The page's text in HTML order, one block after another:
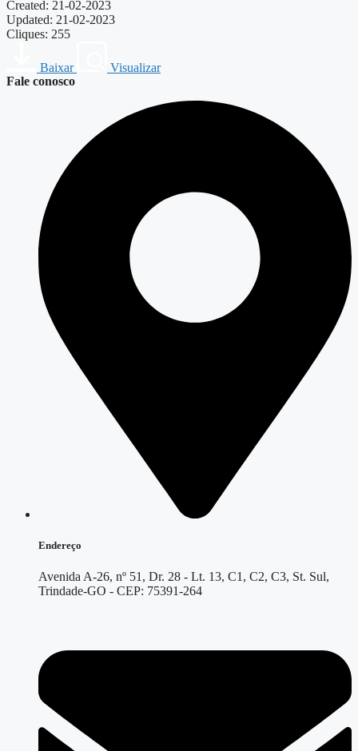
Created: 21-02-2023
Updated: 21-02-2023
Cliques: 255
Baixar
Visualizar
Fale conosco
Endereço
Avenida A-26, nº 51, Dr. 28 - Lt. 13, C1, C2, C3, St. Sul,
Trindade-GO - CEP: 75391-264